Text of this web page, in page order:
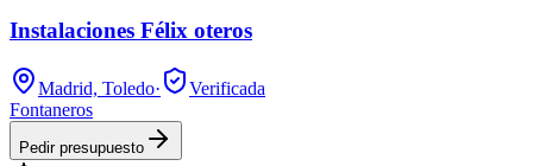
Instalaciones Félix oteros
Madrid, Toledo·
Verificada
Fontaneros
Pedir presupuesto